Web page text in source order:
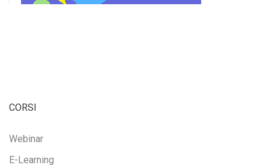
CORSI
Webinar
E-Learning